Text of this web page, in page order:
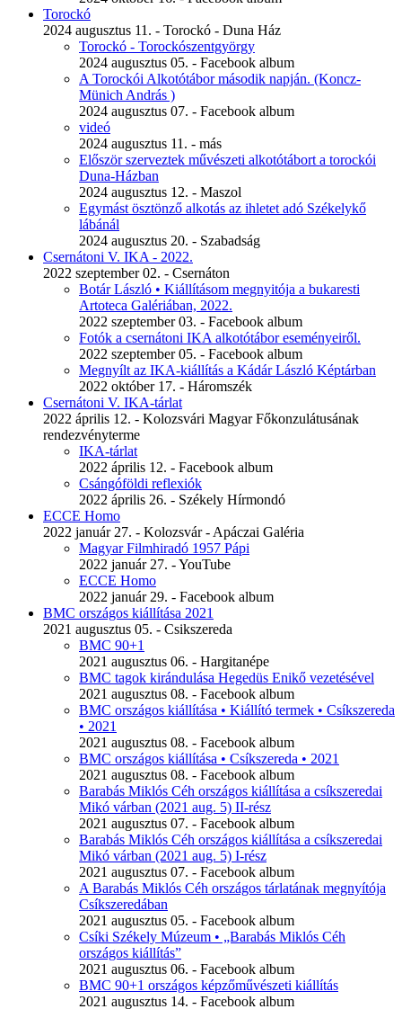
Torockó
2024 augusztus 11. - Torockó - Duna Ház
Torockó - Torockószentgyörgy
2024 augusztus 05. - Facebook album
A Torockói Alkotótábor második napján. (Koncz-
Münich András )
2024 augusztus 07. - Facebook album
videó
2024 augusztus 11. - más
Először szerveztek művészeti alkotótábort a torockói
Duna-Házban
2024 augusztus 12. - Maszol
Egymást ösztönző alkotás az ihletet adó Székelykő
lábánál
2024 augusztus 20. - Szabadság
Csernátoni V. IKA - 2022.
2022 szeptember 02. - Csernáton
Botár László • Kiállításom megnyitója a bukaresti
Artoteca Galériában, 2022.
2022 szeptember 03. - Facebook album
Fotók a csernátoni IKA alkotótábor eseményeiről.
2022 szeptember 05. - Facebook album
Megnyílt az IKA-kiállítás a Kádár László Képtárban
2022 október 17. - Háromszék
Csernátoni V. IKA-tárlat
2022 április 12. - Kolozsvári Magyar Főkonzulátusának
rendezvényterme
IKA-tárlat
2022 április 12. - Facebook album
Csángóföldi reflexiók
2022 április 26. - Székely Hírmondó
ECCE Homo
2022 január 27. - Kolozsvár - Apáczai Galéria
Magyar Filmhiradó 1957 Pápi
2022 január 27. - YouTube
ECCE Homo
2022 január 29. - Facebook album
BMC országos kiállítása 2021
2021 augusztus 05. - Csikszereda
BMC 90+1
2021 augusztus 06. - Hargitanépe
BMC tagok kirándulása Hegedüs Enikő vezetésével
2021 augusztus 08. - Facebook album
BMC országos kiállítása • Kiállító termek • Csíkszereda
• 2021
2021 augusztus 08. - Facebook album
BMC országos kiállítása • Csíkszereda • 2021
2021 augusztus 08. - Facebook album
Barabás Miklós Céh országos kiállítása a csíkszeredai
Mikó várban (2021 aug. 5) II-rész
2021 augusztus 07. - Facebook album
Barabás Miklós Céh országos kiállítása a csíkszeredai
Mikó várban (2021 aug. 5) I-rész
2021 augusztus 07. - Facebook album
A Barabás Miklós Céh országos tárlatának megnyítója
Csíkszeredában
2021 augusztus 05. - Facebook album
Csíki Székely Múzeum • „Barabás Miklós Céh
országos kiállítás”
2021 augusztus 06. - Facebook album
BMC 90+1 országos képzőművészeti kiállítás
2021 augusztus 14. - Facebook album